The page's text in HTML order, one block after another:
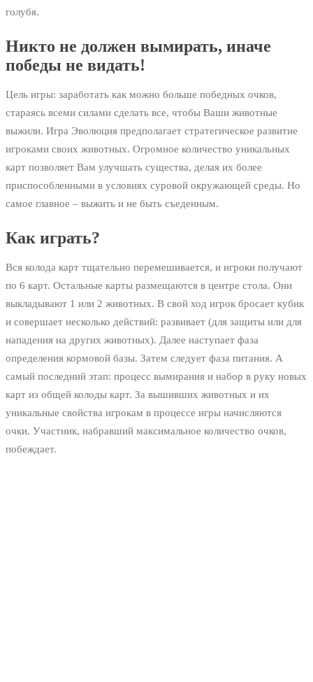
голубя.
Никто не должен вымирать, иначе
победы не видать!
Цель игры: заработать как можно больше победных очков,
стараясь всеми силами сделать все, чтобы Ваши животные
выжили. Игра Эволюция предполагает стратегическое развитие
игроками своих животных. Огромное количество уникальных
карт позволяет Вам улучшать существа, делая их более
приспособленными в условиях суровой окружающей среды. Но
самое главное – выжить и не быть съеденным.
Как играть?
Вся колода карт тщательно перемешивается, и игроки получают
по 6 карт. Остальные карты размещаются в центре стола. Они
выкладывают 1 или 2 животных. В свой ход игрок бросает кубик
и совершает несколько действий: развивает (для защиты или для
нападения на других животных). Далее наступает фаза
определения кормовой базы. Затем следует фаза питания. А
самый последний этап: процесс вымирания и набор в руку новых
карт из общей колоды карт. За вышивших животных и их
уникальные свойства игрокам в процессе игры начисляются
очки. Участник, набравший максимальное количество очков,
побеждает.